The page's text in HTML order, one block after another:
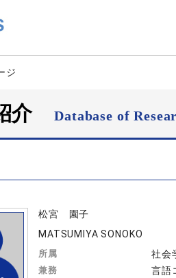
ジ
紹介Database of
松宮 園子
MATSUMIYA SONOKO
所属 社会
兼務 言語